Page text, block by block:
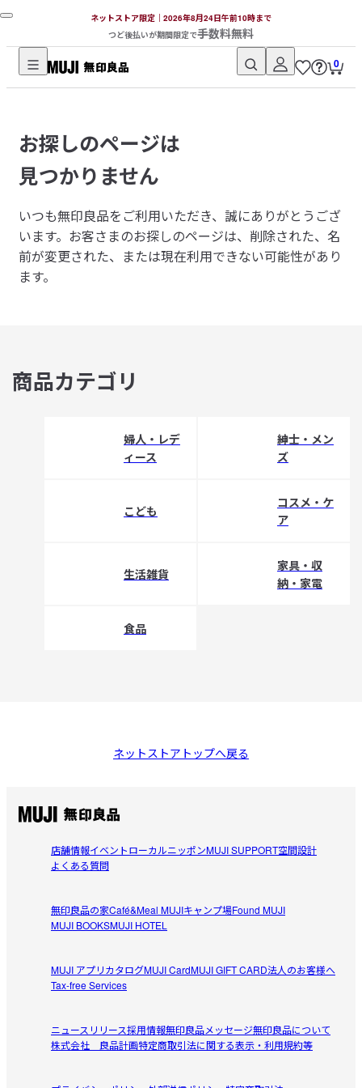
ネットストア限定｜2026年8月24日午前10時まで
つど後払いが期間限定で手数料無料
無
品
ネ
ッ
ト
ス
ト
ア
0
お探しのページは
見つかりません
いつも無印良品をご利用いただき、誠にありがとうござ
います。 お客さまのお探しのページは、削除された、名
前が変更された、または現在利用できない可能性があり
ます。
商品カテゴリ
婦人・レデ
ィース
紳士・メン
ズ
こども
コスメ・ケ
ア
生活雑貨
家具・収
納・家電
食品
ネットストアトップへ戻る
店舗情報イベントローカルニッポンMUJI SUPPORT空間設計
よくある質問
無印良品の家Café&Meal MUJIキャンプ場Found MUJI
MUJI BOOKSMUJI HOTEL
MUJI アプリカタログMUJI CardMUJI GIFT CARD法人のお客様へ
Tax-free Services
ニュースリリース採用情報無印良品メッセージ無印良品について
株式会社 良品計画特定商取引法に関する表示・利用規約等